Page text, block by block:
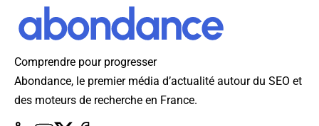
Comprendre pour progresser
Abondance, le premier média d’actualité autour du SEO et
des moteurs de recherche en France.